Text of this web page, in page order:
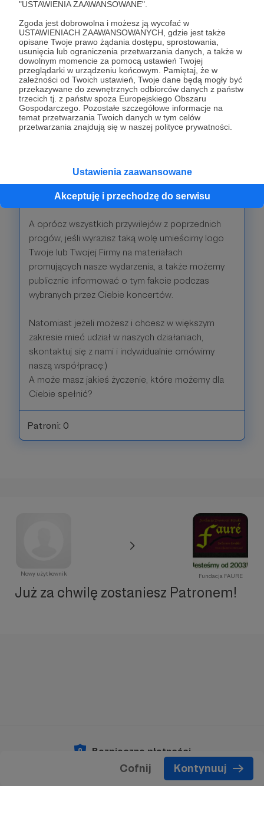
"USTAWIENIA ZAAWANSOWANE".
Zgoda jest dobrowolna i możesz ją wycofać w
USTAWIENIACH ZAAWANSOWANYCH, gdzie jest także
opisane Twoje prawo żądania dostępu, sprostowania,
usunięcia lub ograniczenia przetwarzania danych, a także w
dowolnym momencie za pomocą ustawień Twojej
przeglądarki w urządzeniu końcowym. Pamiętaj, że w
zależności od Twoich ustawień, Twoje dane będą mogły być
przekazywane do zewnętrznych odbiorców danych z państw
trzecich tj. z państw spoza Europejskiego Obszaru
Gospodarczego. Pozostałe szczegółowe informacje na
temat przetwarzania Twoich danych w tym celów
przetwarzania znajdują się w naszej polityce prywatności.
Ustawienia zaawansowane
Akceptuję i przechodzę do serwisu
Poza naszą wdzięcznością z poprzedniego progu,
jeśli sobie życzysz umieścimy Ciebie na liście
Mecenasów Indywidualnych naszego FESTIWALU.
Patroni: 0
170 zł miesięcznie
faktyczny wpływ na nasze działania.
A oprócz wszystkich przywilejów z poprzednich
progów, jeśli wyrazisz taką wolę umieścimy logo
Twoje lub Twojej Firmy na materiałach
promujących nasze wydarzenia, a także możemy
publicznie informować o tym fakcie podczas
wybranych przez Ciebie koncertów.
Natomiast jeżeli możesz i chcesz w większym
zakresie mieć udział w naszych działaniach,
skontaktuj się z nami i indywidualnie omówimy
naszą współpracę:)
A może masz jakieś życzenie, które możemy dla
Ciebie spełnić?
Patroni: 0
Cofnij Kontynuuj
Nowy użytkownik Fundacja FAURE
Już za chwilę zostaniesz Patronem!
Bezpieczne płatności